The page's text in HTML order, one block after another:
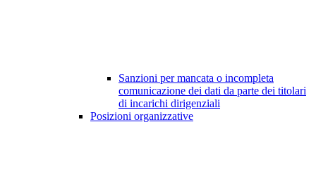
Sanzioni per mancata o incompleta
comunicazione dei dati da parte dei titolari
di incarichi dirigenziali
Posizioni organizzative